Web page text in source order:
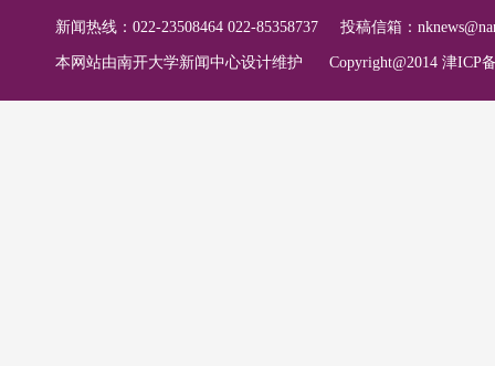
新闻热线：022-23508464 022-85358737 投稿信箱：
本网站由南开大学新闻中心设计维护 Copyright@2014 津ICP